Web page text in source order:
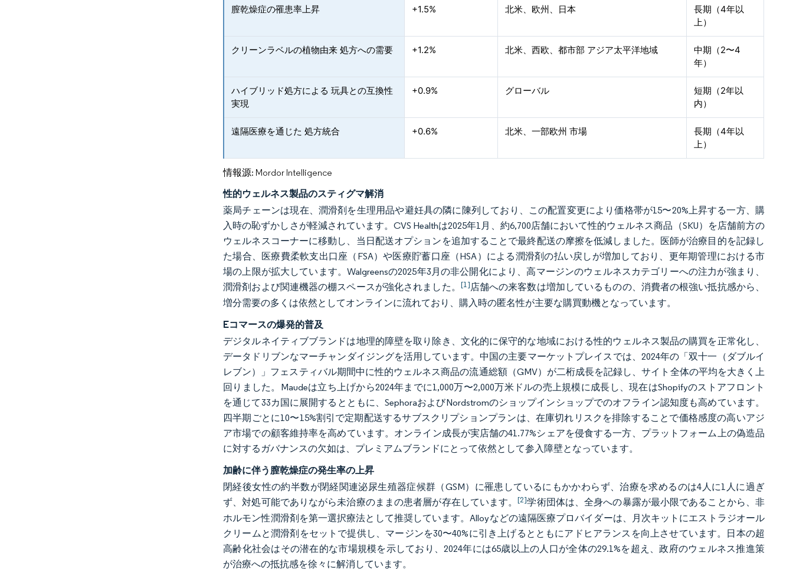
膣乾燥症の罹患率上昇 +1.5% 北米、欧州、日本
長期（4年以
上）
クリーンラベルの植物由来 処方への需要 +1.2% 北米、西欧、都市部 アジア太平洋地域
中期（2〜4
年）
ハイブリッド処方による 玩具との互換性
実現
+0.9% グローバル
短期（2年以
内）
遠隔医療を通じた 処方統合 +0.6% 北米、一部欧州 市場
長期（4年以
上）
情報源: Mordor Intelligence
性的ウェルネス製品のスティグマ解消
薬局チェーンは現在、潤滑剤を生理用品や避妊具の隣に陳列しており、この配置変更により価格帯が15〜20%上昇する一方、購
入時の恥ずかしさが軽減されています。CVS Healthは2025年1月、約6,700店舗において性的ウェルネス商品（SKU）を店舗前方の
ウェルネスコーナーに移動し、当日配送オプションを追加することで最終配送の摩擦を低減しました。医師が治療目的を記録し
た場合、医療費柔軟支出口座（FSA）や医療貯蓄口座（HSA）による潤滑剤の払い戻しが増加しており、更年期管理における市
場の上限が拡大しています。Walgreensの2025年3月の非公開化により、高マージンのウェルネスカテゴリーへの注力が強まり、
潤滑剤および関連機器の棚スペースが強化されました。 [1]店舗への来客数は増加しているものの、消費者の根強い抵抗感から、
増分需要の多くは依然としてオンラインに流れており、購入時の匿名性が主要な購買動機となっています。
Eコマースの爆発的普及
デジタルネイティブブランドは地理的障壁を取り除き、文化的に保守的な地域における性的ウェルネス製品の購買を正常化し、
データドリブンなマーチャンダイジングを活用しています。中国の主要マーケットプレイスでは、2024年の「双十一（ダブルイ
レブン）」フェスティバル期間中に性的ウェルネス商品の流通総額（GMV）が二桁成長を記録し、サイト全体の平均を大きく上
回りました。Maudeは立ち上げから2024年までに1,000万〜2,000万米ドルの売上規模に成長し、現在はShopifyのストアフロント
を通じて33カ国に展開するとともに、SephoraおよびNordstromのショップインショップでのオフライン認知度も高めています。
四半期ごとに10〜15%割引で定期配送するサブスクリプションプランは、在庫切れリスクを排除することで価格感度の高いアジ
ア市場での顧客維持率を高めています。オンライン成長が実店舗の41.77%シェアを侵食する一方、プラットフォーム上の偽造品
に対するガバナンスの欠如は、プレミアムブランドにとって依然として参入障壁となっています。
加齢に伴う膣乾燥症の発生率の上昇
閉経後女性の約半数が閉経関連泌尿生殖器症候群（GSM）に罹患しているにもかかわらず、治療を求めるのは4人に1人に過ぎ
ず、対処可能でありながら未治療のままの患者層が存在しています。[2]学術団体は、全身への暴露が最小限であることから、非
ホルモン性潤滑剤を第一選択療法として推奨しています。Alloyなどの遠隔医療プロバイダーは、月次キットにエストラジオール
クリームと潤滑剤をセットで提供し、マージンを30〜40%に引き上げるとともにアドヒアランスを向上させています。日本の超
高齢化社会はその潜在的な市場規模を示しており、2024年には65歳以上の人口が全体の29.1%を超え、政府のウェルネス推進策
が治療への抵抗感を徐々に解消しています。